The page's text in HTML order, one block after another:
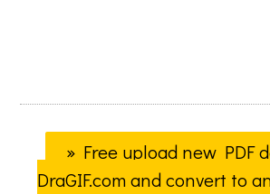
» Free upload new PDF
DraGIF.com and convert to